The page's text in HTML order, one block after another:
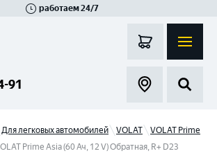
работаем 24/7
91
Для легковых автомобилей VOLAT
VOLAT Prime
Prime Asia (60 Ач, 12 V) Обратная, R+ D23